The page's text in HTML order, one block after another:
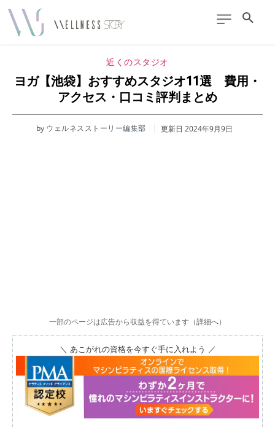
近くのスタジオ
ヨガ【池袋】おすすめスタジオ11選 費用・
アクセス・口コミ評判まとめ
by ウェルネスストーリー編集部 更新日 2024年9月9日
一部のページは広告から収益を得ています（詳細へ）
＼ あこがれの資格を今すぐ手に入れよう ／